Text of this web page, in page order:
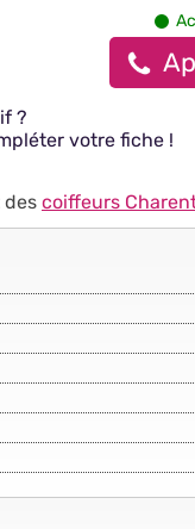
?
votre fiche !
des coiffeurs